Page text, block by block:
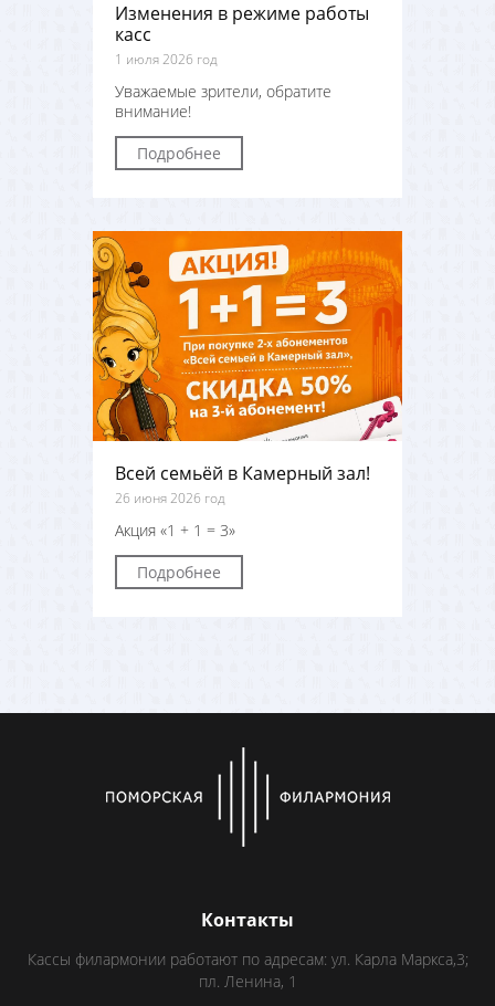
Изменения в режиме работы
касс
1 июля 2026 год
Уважаемые зрители, обратите
внимание!
Подробнее
Всей семьёй в Камерный зал!
26 июня 2026 год
Акция «1 + 1 = 3»
Подробнее
Контакты
Кассы филармонии работают по адресам: ул. Карла Маркса,3;
пл. Ленина, 1